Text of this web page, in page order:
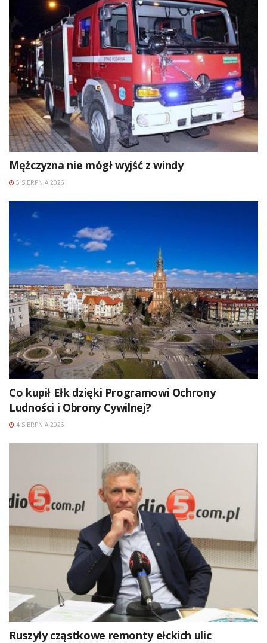
Mężczyzna nie mógł wyjść z windy
5 SIERPNIA 2026
Co kupił Ełk dzięki Programowi Ochrony
Ludności i Obrony Cywilnej?
4 SIERPNIA 2026
Ruszyły cząstkowe remonty ełckich ulic